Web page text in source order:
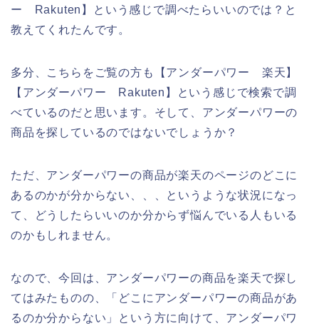
ー Rakuten】という感じで調べたらいいのでは？と
教えてくれたんです。
多分、こちらをご覧の方も【アンダーパワー 楽天】
【アンダーパワー Rakuten】という感じで検索で調
べているのだと思います。そして、アンダーパワーの
商品を探しているのではないでしょうか？
ただ、アンダーパワーの商品が楽天のページのどこに
あるのかが分からない、、、というような状況になっ
て、どうしたらいいのか分からず悩んでいる人もいる
のかもしれません。
なので、今回は、アンダーパワーの商品を楽天で探し
てはみたものの、「どこにアンダーパワーの商品があ
るのか分からない」という方に向けて、アンダーパワ